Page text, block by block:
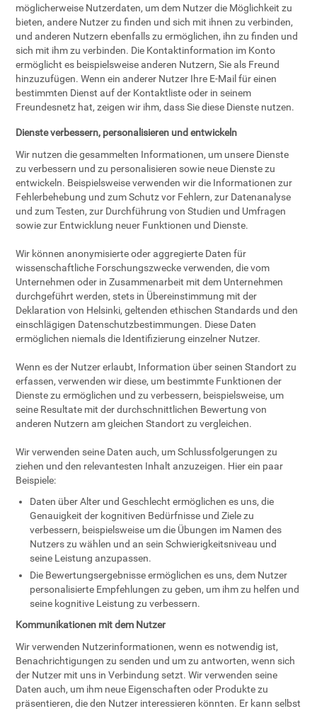
möglicherweise Nutzerdaten, um dem Nutzer die Möglichkeit zu
bieten, andere Nutzer zu finden und sich mit ihnen zu verbinden,
und anderen Nutzern ebenfalls zu ermöglichen, ihn zu finden und
sich mit ihm zu verbinden. Die Kontaktinformation im Konto
ermöglicht es beispielsweise anderen Nutzern, Sie als Freund
hinzuzufügen. Wenn ein anderer Nutzer Ihre E-Mail für einen
bestimmten Dienst auf der Kontaktliste oder in seinem
Freundesnetz hat, zeigen wir ihm, dass Sie diese Dienste nutzen.
Dienste verbessern, personalisieren und entwickeln
Wir nutzen die gesammelten Informationen, um unsere Dienste
zu verbessern und zu personalisieren sowie neue Dienste zu
entwickeln. Beispielsweise verwenden wir die Informationen zur
Fehlerbehebung und zum Schutz vor Fehlern, zur Datenanalyse
und zum Testen, zur Durchführung von Studien und Umfragen
sowie zur Entwicklung neuer Funktionen und Dienste.
Wir können anonymisierte oder aggregierte Daten für
wissenschaftliche Forschungszwecke verwenden, die vom
Unternehmen oder in Zusammenarbeit mit dem Unternehmen
durchgeführt werden, stets in Übereinstimmung mit der
Deklaration von Helsinki, geltenden ethischen Standards und den
einschlägigen Datenschutzbestimmungen. Diese Daten
ermöglichen niemals die Identifizierung einzelner Nutzer.
Wenn es der Nutzer erlaubt, Information über seinen Standort zu
erfassen, verwenden wir diese, um bestimmte Funktionen der
Dienste zu ermöglichen und zu verbessern, beispielsweise, um
seine Resultate mit der durchschnittlichen Bewertung von
anderen Nutzern am gleichen Standort zu vergleichen.
Wir verwenden seine Daten auch, um Schlussfolgerungen zu
ziehen und den relevantesten Inhalt anzuzeigen. Hier ein paar
Beispiele:
Daten über Alter und Geschlecht ermöglichen es uns, die
Genauigkeit der kognitiven Bedürfnisse und Ziele zu
verbessern, beispielsweise um die Übungen im Namen des
Nutzers zu wählen und an sein Schwierigkeitsniveau und
seine Leistung anzupassen.
Die Bewertungsergebnisse ermöglichen es uns, dem Nutzer
personalisierte Empfehlungen zu geben, um ihm zu helfen und
seine kognitive Leistung zu verbessern.
Kommunikationen mit dem Nutzer
Wir verwenden Nutzerinformationen, wenn es notwendig ist,
Benachrichtigungen zu senden und um zu antworten, wenn sich
der Nutzer mit uns in Verbindung setzt. Wir verwenden seine
Daten auch, um ihm neue Eigenschaften oder Produkte zu
präsentieren, die den Nutzer interessieren könnten. Er kann selbst